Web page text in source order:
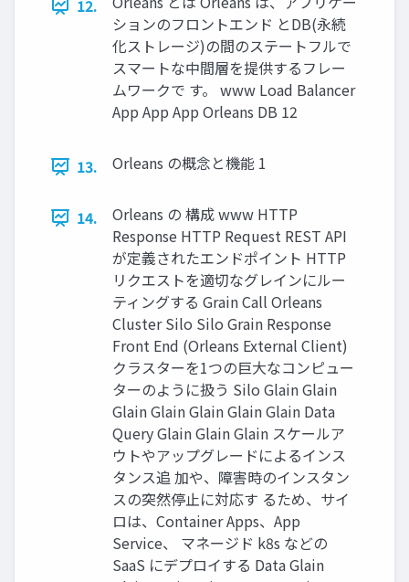
12.
ションのフロントエンド とDB(永続
化ストレージ)の間のステートフルで
スマートな中間層を提供するフレー
ムワークで す。 www Load Balancer
App App App Orleans DB 12
13. Orleans の概念と機能 1
14.
Orleans の 構成 www HTTP
Response HTTP Request REST API
が定義されたエンドポイント HTTP
リクエストを適切なグレインにルー
ティングする Grain Call Orleans
Cluster Silo Silo Grain Response
Front End (Orleans External Client)
クラスターを1つの巨大なコンピュー
ターのように扱う Silo Glain Glain
Glain Glain Glain Glain Glain Data
Query Glain Glain Glain スケールア
ウトやアップグレードによるインス
タンス追 加や、障害時のインスタン
スの突然停止に対応す るため、サイ
ロは、Container Apps、App
Service、 マネージド k8s などの
SaaS にデプロイする Data Glain